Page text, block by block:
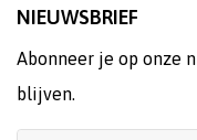
NIEUWSBRIEF
Abonneer je op onze
blijven.